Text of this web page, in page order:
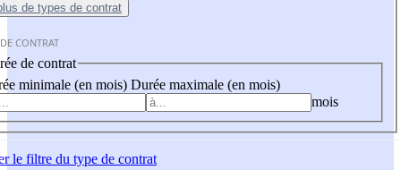
de types de contrat
CONTRAT
de contrat
minimale (en mois) Durée maximale (en mois)
mois
le filtre du type de contrat